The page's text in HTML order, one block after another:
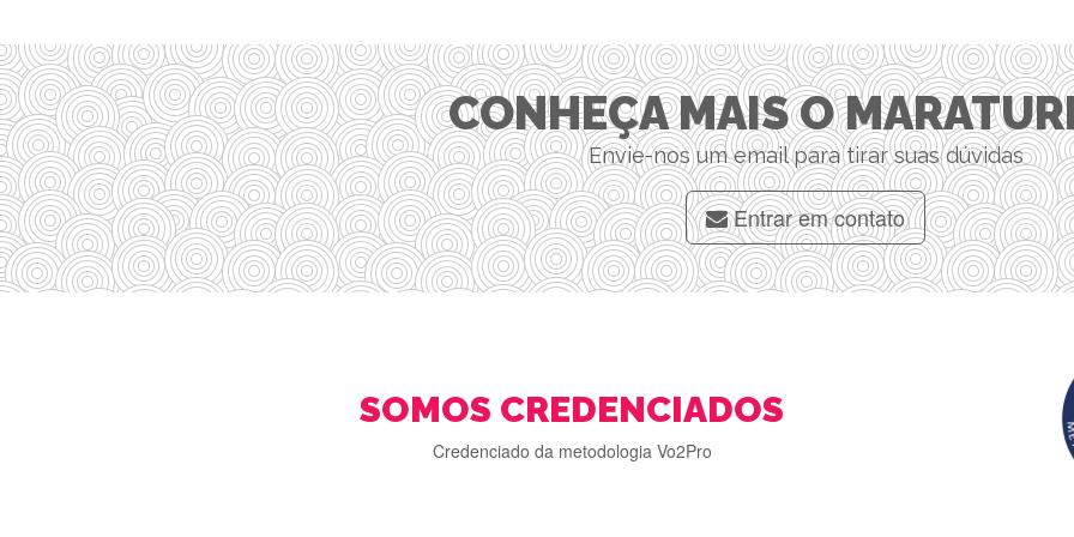
CONHEÇA MAIS O
Envie-nos um email para tirar suas dúvidas
Entrar em contato
SOMOS CREDENCIADOS
Credenciado da metodologia Vo2Pro